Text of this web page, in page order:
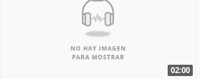
02:00